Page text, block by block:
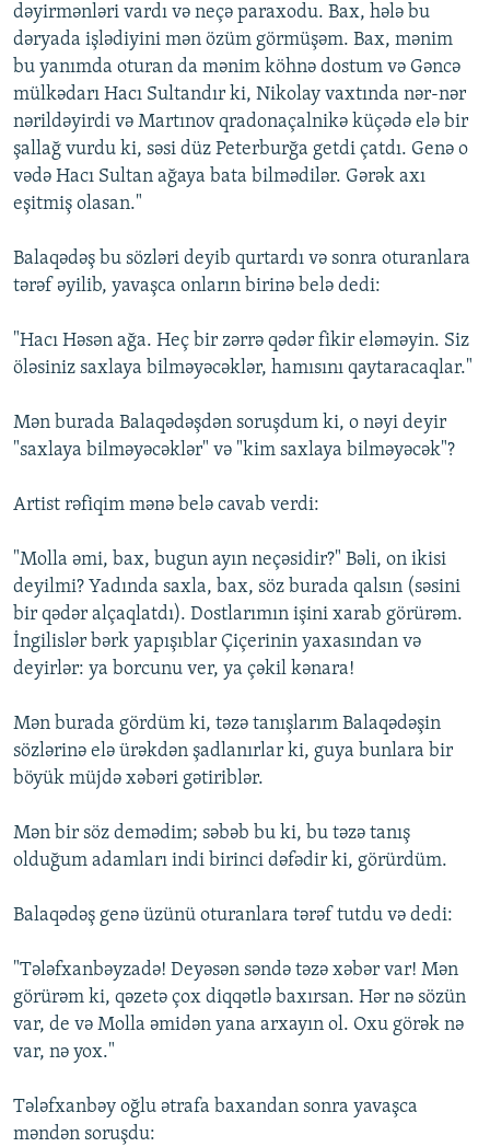
dәyirmәnlәri vardı vә neçә paraxodu. Bax, hәlә bu
dәryada işlәdiyini mәn özüm görmüşәm. Bax, mәnim
bu yanımda oturan da mәnim köhnә dostum vә Gәncә
mülkәdarı Hacı Sultandır ki, Nikolay vaxtında nәr-nәr
nәrildәyirdi vә Martınov qradonaçalnikә küçәdә elә bir
şallağ vurdu ki, sәsi düz Peterburğa getdi çatdı. Genә o
vәdә Hacı Sultan ağaya bata bilmәdilәr. Gәrәk axı
eşitmiş olasan."
Balaqәdәş bu sözlәri deyib qurtardı vә sonra oturanlara
tәrәf әyilib, yavaşca onların birinә belә dedi:
"Hacı Hәsәn ağa. Heç bir zәrrә qәdәr fikir elәmәyin. Siz
ölәsiniz saxlaya bilmәyәcәklәr, hamısını qaytaracaqlar."
Mәn burada Balaqәdәşdәn soruşdum ki, o nәyi deyir
"saxlaya bilmәyәcәklәr" vә "kim saxlaya bilmәyәcәk"?
Artist rәfiqim mәnә belә cavab verdi:
"Molla әmi, bax, bugun ayın neçәsidir?" Bәli, on ikisi
deyilmi? Yadında saxla, bax, söz burada qalsın (sәsini
bir qәdәr alçaqlatdı). Dostlarımın işini xarab görürәm.
İngilislәr bәrk yapışıblar Çiçerinin yaxasından vә
deyirlәr: ya borcunu ver, ya çәkil kәnara!
Mәn burada gördüm ki, tәzә tanışlarım Balaqәdәşin
sözlәrinә elә ürәkdәn şadlanırlar ki, guya bunlara bir
böyük müjdә xәbәri gәtiriblәr.
Mәn bir söz demәdim; sәbәb bu ki, bu tәzә tanış
olduğum adamları indi birinci dәfәdir ki, görürdüm.
Balaqәdәş genә üzünü oturanlara tәrәf tutdu vә dedi:
"Tәlәfxanbәyzadә! Deyәsәn sәndә tәzә xәbәr var! Mәn
görürәm ki, qәzetә çox diqqәtlә baxırsan. Hәr nә sözün
var, de vә Molla әmidәn yana arxayın ol. Oxu görәk nә
var, nә yox."
Tәlәfxanbәy oğlu әtrafa baxandan sonra yavaşca
mәndәn soruşdu: